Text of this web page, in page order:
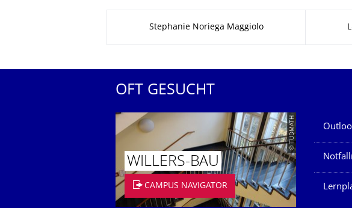
Stephanie Noriega Maggiolo
OFT GESUCHT
© TUDMATH
WILLERS-BAU
CAMPUS NAVIGATOR